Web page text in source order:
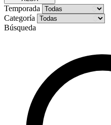
Temporada
Categoría
Búsqueda